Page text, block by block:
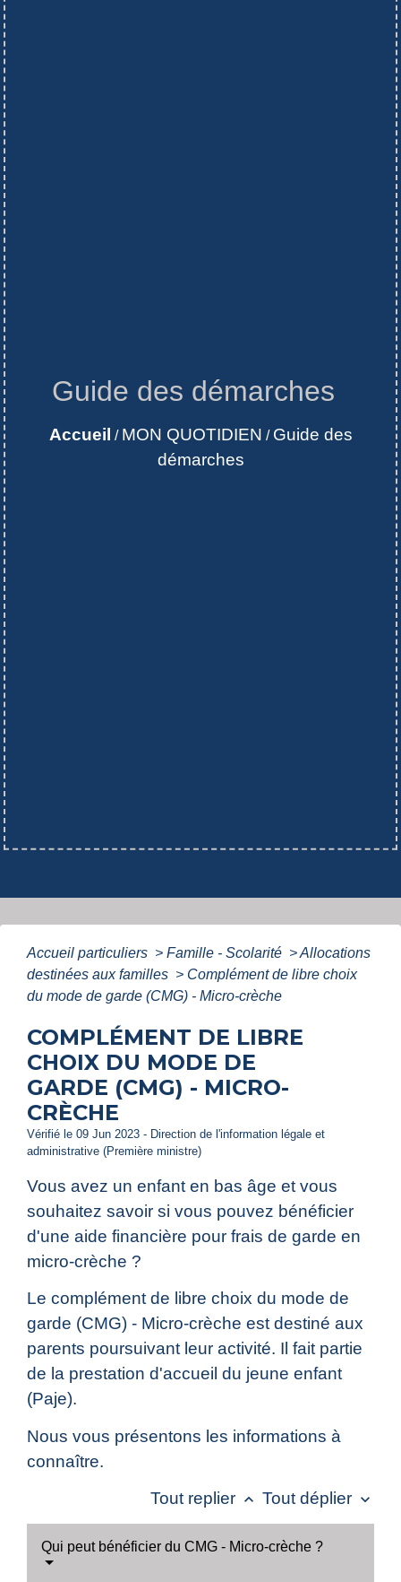
Guide des démarches
Accueil / MON QUOTIDIEN / Guide des
démarches
Accueil particuliers > Famille - Scolarité >Allocations
destinées aux familles > Complément de libre choix
du mode de garde (CMG) - Micro-crèche
COMPLÉMENT DE LIBRE
CHOIX DU MODE DE
GARDE (CMG) - MICRO-
CRÈCHE
Vérifié le 09 Jun 2023 - Direction de l'information légale et
administrative (Première ministre)
Vous avez un enfant en bas âge et vous
souhaitez savoir si vous pouvez bénéficier
d'une aide financière pour frais de garde en
micro-crèche ?
Le complément de libre choix du mode de
garde (CMG) - Micro-crèche est destiné aux
parents poursuivant leur activité. Il fait partie
de la prestation d'accueil du jeune enfant
(Paje).
Nous vous présentons les informations à
connaître.
Tout replier keyboard_arrow_up Tout déplier keyboard_arrow_down
Qui peut bénéficier du CMG - Micro-crèche ?